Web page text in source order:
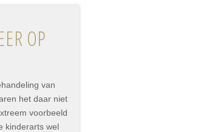
OP
van
het daar niet
voorbeeld
kinderarts wel